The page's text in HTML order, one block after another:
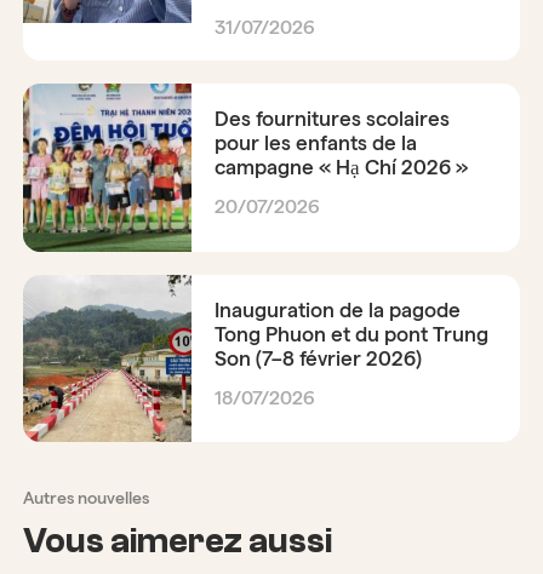
31/07/2026
Des fournitures scolaires
pour les enfants de la
campagne « Hạ Chí 2026 »
20/07/2026
Inauguration de la pagode
Tong Phuon et du pont Trung
Son (7–8 février 2026)
18/07/2026
Autres nouvelles
Vous aimerez aussi